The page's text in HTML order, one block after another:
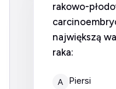
rakowo-
największą
raka:
A Piersi